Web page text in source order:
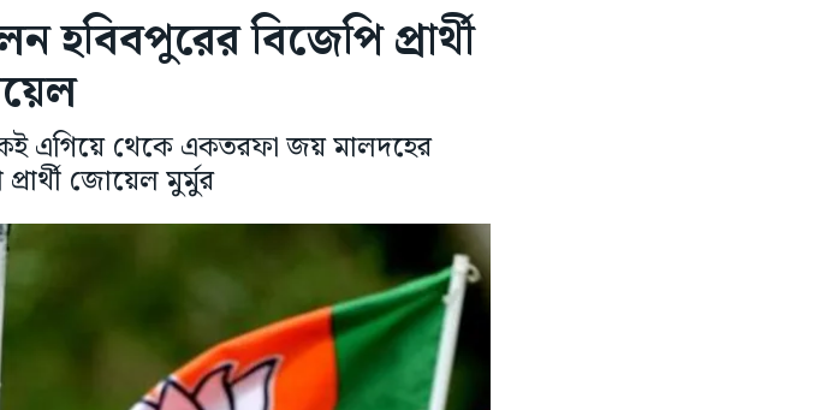
বিজেপি প্রার্থী
এগিয়ে থেকে একতরফা জয় মালদহের
জোয়েল মুর্মুর